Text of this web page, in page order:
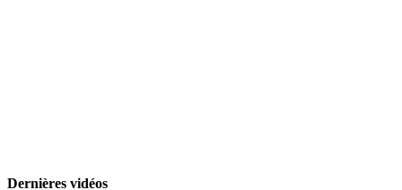
Dernières vidéos